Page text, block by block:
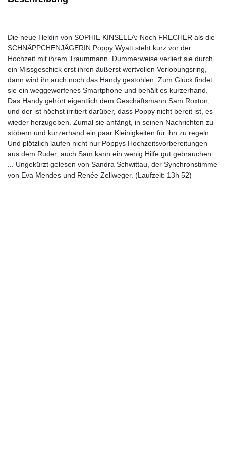
Die neue Heldin von SOPHIE KINSELLA: Noch FRECHER als die
SCHNÄPPCHENJÄGERIN Poppy Wyatt steht kurz vor der
Hochzeit mit ihrem Traummann. Dummerweise verliert sie durch
ein Missgeschick erst ihren äußerst wertvollen Verlobungsring,
dann wird ihr auch noch das Handy gestohlen. Zum Glück findet
sie ein weggeworfenes Smartphone und behält es kurzerhand.
Das Handy gehört eigentlich dem Geschäftsmann Sam Roxton,
und der ist höchst irritiert darüber, dass Poppy nicht bereit ist, es
wieder herzugeben. Zumal sie anfängt, in seinen Nachrichten zu
stöbern und kurzerhand ein paar Kleinigkeiten für ihn zu regeln.
Und plötzlich laufen nicht nur Poppys Hochzeitsvorbereitungen
aus dem Ruder, auch Sam kann ein wenig Hilfe gut gebrauchen
... Ungekürzt gelesen von Sandra Schwittau, der Synchronstimme
von Eva Mendes und Renée Zellweger. (Laufzeit: 13h 52)